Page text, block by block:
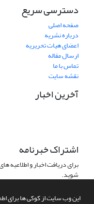
این وب سایت از کوکی ها برای
دسترسی سریع
صفحه اصلی
درباره نشریه
اعضای هیات تحریریه
ارسال مقاله
تماس با ما
نقشه سایت
آخرین اخبار
اشتراک خبرنامه
برای دریافت اخبار و
شوید.